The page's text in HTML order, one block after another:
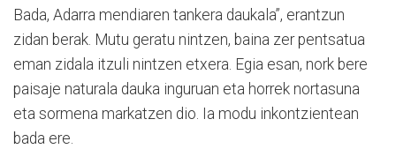
Bada, Adarra mendiaren tankera daukala”, erantzun
zidan berak. Mutu geratu nintzen, baina zer pentsatua
eman zidala itzuli nintzen etxera. Egia esan, nork bere
paisaje naturala dauka inguruan eta horrek nortasuna
eta sormena markatzen dio. Ia modu inkontzientean
bada ere.